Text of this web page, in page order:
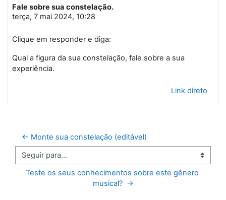
Fale sobre sua constelação.
terça, 7 mai 2024, 10:28
Número de respostas: 0
Clique em responder e diga:
Qual a figura da sua constelação, fale sobre a sua
experiência.
Link direto
← Monte sua constelação (editável)
Seguir para...
Teste os seus conhecimentos sobre este gênero
musical?  →